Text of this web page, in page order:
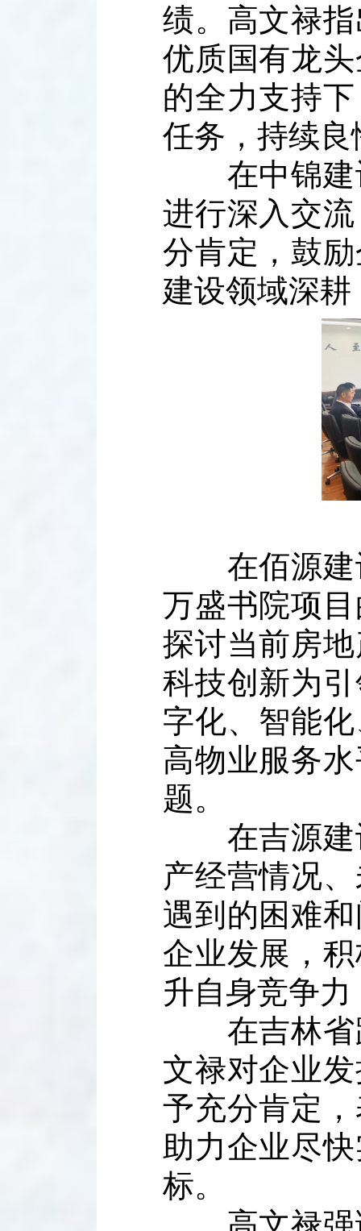
绩。高文禄
优质国有龙
的全力支持
任务，持续
在中锦建
进行深入交
分肯定，鼓
建设领域深
在佰源建
万盛书院项
探讨当前房
科技创新为
字化、智能
高物业服务
题。
在吉源建
产经营情况
遇到的困难
企业发展，
升自身竞争
在吉林省
文禄对企业
予充分肯定
助力企业尽
标。
高文禄强